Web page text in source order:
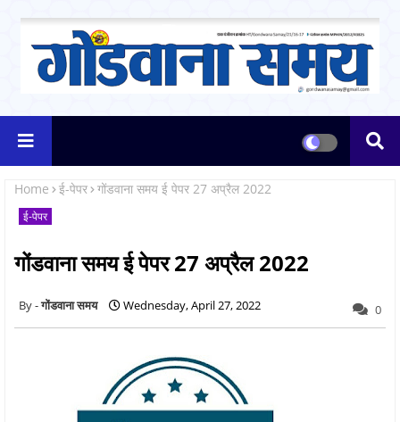
Home ई-पेपर गोंडवाना समय ई पेपर 27 अप्रैल 2022
ई-पेपर
गोंडवाना समय ई पेपर 27 अप्रैल 2022
गोंडवाना समय Wednesday, April 27, 2022 0